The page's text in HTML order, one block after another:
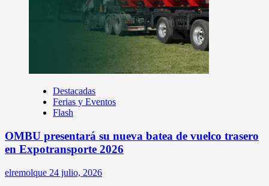
Destacadas
Ferias y Eventos
Flash
OMBU presentará su nueva batea de vuelco trasero
en Expotransporte 2026
elremolque 24 julio, 2026